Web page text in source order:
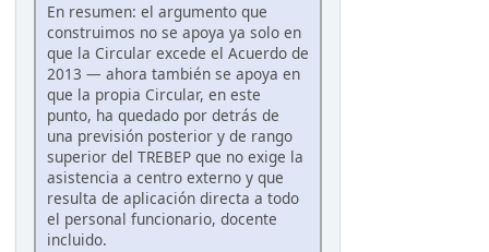
En resumen: el argumento que
construimos no se apoya ya solo en
que la Circular excede el Acuerdo de
2013 — ahora también se apoya en
que la propia Circular, en este
punto, ha quedado por detrás de
una previsión posterior y de rango
superior del TREBEP que no exige la
asistencia a centro externo y que
resulta de aplicación directa a todo
el personal funcionario, docente
incluido.